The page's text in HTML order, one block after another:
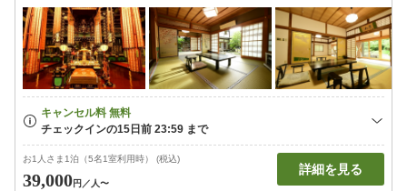
お1人さま1泊（5名1室利用時） (税込)
39,000円 ／人〜
詳細を見る